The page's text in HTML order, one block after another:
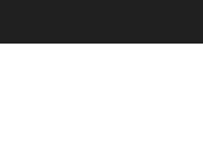
al